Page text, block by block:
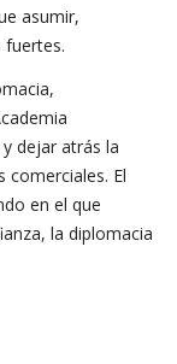
asumir,
dejar atrás la
comerciales. El
en el que
la diplomacia